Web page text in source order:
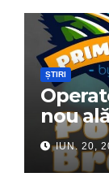
ȘTIRI
nou
IUN. 20,